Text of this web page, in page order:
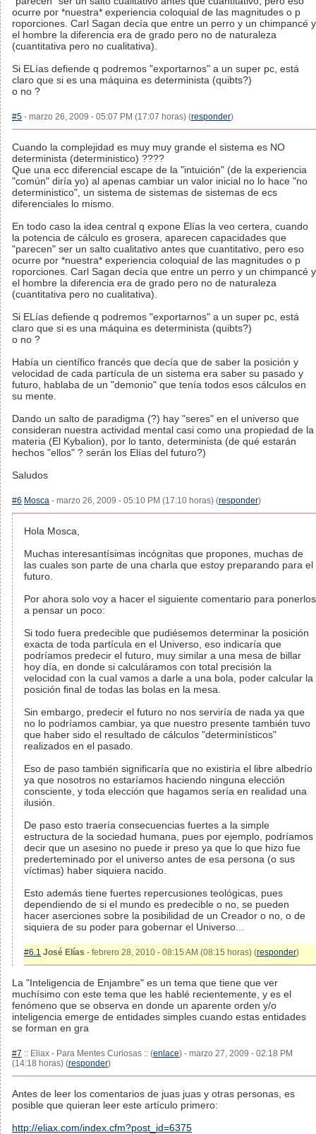
ocurre por *nuestra* experiencia coloquial de las magnitudes o p
roporciones. Carl Sagan decía que entre un perro y un chimpancé y
el hombre la diferencia era de grado pero no de naturaleza
(cuantitativa pero no cualitativa).
Si ELías defiende q podremos "exportarnos" a un super pc, está
claro que si es una máquina es determinista (quibts?)
o no ?
#5 - marzo 26, 2009 - 05:07 PM (17:07 horas) (responder)
Cuando la complejidad es muy muy grande el sistema es NO
determinista (deterministico) ????
Que una ecc diferencial escape de la "intuición" (de la experiencia
"común" diría yo) al apenas cambiar un valor inicial no lo hace "no
deterministico", un sistema de sistemas de sistemas de ecs
diferenciales lo mismo.
En todo caso la idea central q expone Elías la veo certera, cuando
la potencia de cálculo es grosera, aparecen capacidades que
"parecen" ser un salto cualitativo antes que cuantitativo, pero eso
ocurre por *nuestra* experiencia coloquial de las magnitudes o p
roporciones. Carl Sagan decía que entre un perro y un chimpancé y
el hombre la diferencia era de grado pero no de naturaleza
(cuantitativa pero no cualitativa).
Si ELías defiende q podremos "exportarnos" a un super pc, está
claro que si es una máquina es determinista (quibts?)
o no ?
Había un científico francés que decía que de saber la posición y
velocidad de cada partícula de un sistema era saber su pasado y
futuro, hablaba de un "demonio" que tenía todos esos cálculos en
su mente.
Dando un salto de paradigma (?) hay "seres" en el universo que
consideran nuestra actividad mental casi como una propiedad de la
materia (El Kybalion), por lo tanto, determinista (de qué estarán
hechos "ellos" ? serán los Elías del futuro?)
Saludos
#6 Mosca - marzo 26, 2009 - 05:10 PM (17:10 horas) (responder)
Hola Mosca,
Muchas interesantísimas incógnitas que propones, muchas de
las cuales son parte de una charla que estoy preparando para el
futuro.
Por ahora solo voy a hacer el siguiente comentario para ponerlos
a pensar un poco:
Si todo fuera predecible que pudiésemos determinar la posición
exacta de toda partícula en el Universo, eso indicaría que
podríamos predecir el futuro, muy similar a una mesa de billar
hoy día, en donde si calculáramos con total precisión la
velocidad con la cual vamos a darle a una bola, poder calcular la
posición final de todas las bolas en la mesa.
Sin embargo, predecir el futuro no nos serviría de nada ya que
no lo podríamos cambiar, ya que nuestro presente también tuvo
que haber sido el resultado de cálculos "determinísticos"
realizados en el pasado.
Eso de paso también significaría que no existiría el libre albedrío
ya que nosotros no estaríamos haciendo ninguna elección
consciente, y toda elección que hagamos sería en realidad una
ilusión.
De paso esto traería consecuencias fuertes a la simple
estructura de la sociedad humana, pues por ejemplo, podríamos
decir que un asesino no puede ir preso ya que lo que hizo fue
prederteminado por el universo antes de esa persona (o sus
víctimas) haber siquiera nacido.
Esto además tiene fuertes repercusiones teológicas, pues
dependiendo de si el mundo es predecible o no, se pueden
hacer aserciones sobre la posibilidad de un Creador o no, o de
siquiera de su poder para gobernar el Universo...
#6.1 José Elías - febrero 28, 2010 - 08:15 AM (08:15 horas) (responder)
La "Inteligencia de Enjambre" es un tema que tiene que ver
muchísimo con este tema que les hablé recientemente, y es el
fenómeno que se observa en donde un aparente orden y/o
inteligencia emerge de entidades simples cuando estas entidades
se forman en gra
#7 :: Eliax - Para Mentes Curiosas :: (enlace) - marzo 27, 2009 - 02:18 PM
(14:18 horas) (responder)
Antes de leer los comentarios de juas juas y otras personas, es
posible que quieran leer este artículo primero:
http://eliax.com/index.cfm?post_id=6375